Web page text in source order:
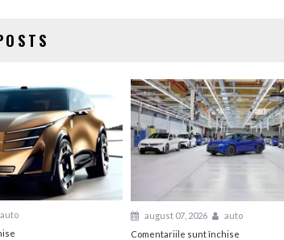
auto
august 07, 2026
auto
Comentariile sunt închisepentru